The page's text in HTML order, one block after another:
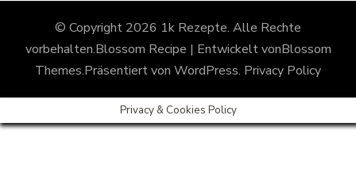
© Copyright 2026 1k Rezepte. Alle Rechte
vorbehalten.Blossom Recipe | Entwickelt vonBlossom
Themes.Präsentiert von WordPress. Privacy Policy
Privacy & Cookies Policy